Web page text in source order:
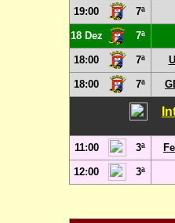
19:00 7ª
18 Dez 7ª
18:00 7ª
18:00 7ª
11:00 3ª
12:00 3ª